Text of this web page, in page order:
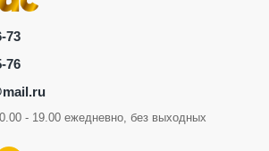
73
76
- 19.00 ежедневно, без выходных